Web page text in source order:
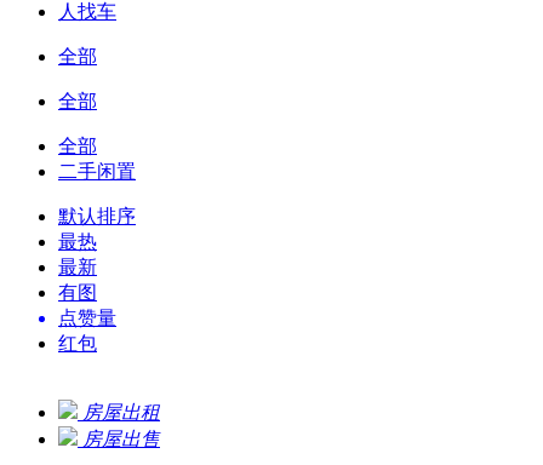
人找车
全部
全部
全部
二手闲置
默认排序
最热
最新
有图
点赞量
红包
房屋出租
房屋出售